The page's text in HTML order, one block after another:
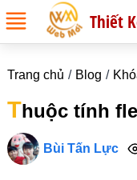
Thiết
Trang chủ Blog
Thuộc tính
Bùi Tấn Lực